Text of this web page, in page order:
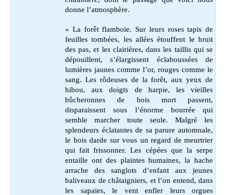
donne l’atmosphère.
« La forêt flamboie. Sur leurs roses tapis de
feuilles tombées, les allées étouffent le bruit
des pas, et les clairières, dans les taillis qui se
dépouillent, s’élargissent éclaboussées de
lumières jaunes comme l’or, rouges comme le
sang. Les rôdeuses de la forêt, aux yeux de
hibou, aux doigts de harpie, les vieilles
bûcheronnes de bois mort passent,
disparaissent sous l’énorme bourrée qui
semble marcher toute seule. Malgré les
splendeurs éclatantes de sa parure automnale,
le bois darde sur vous un regard de meurtrier
qui fait frissonner. Les cépées que la serpe
entaille ont des plaintes humaines, la hache
arrache des sanglots d’enfant aux jeunes
baliveaux de châtaigniers, et l’on entend, dans
les sapaies, le vent enfler leurs orgues